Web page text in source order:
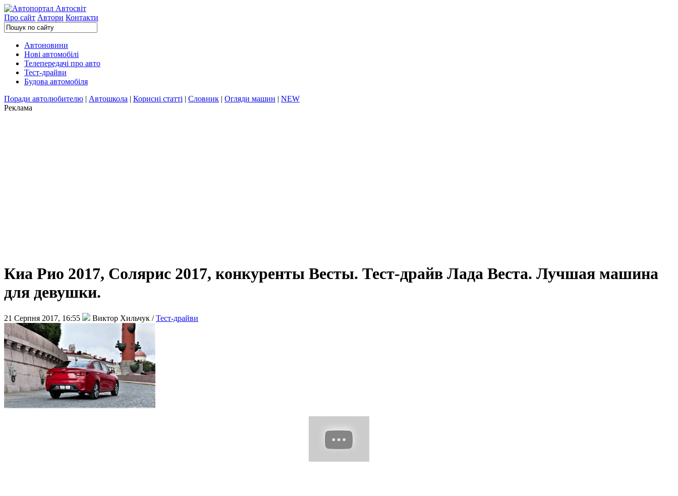
Про сайт Автори Контакти
Автоновини
Нові автомобілі
Телепередачі про авто
Тест-драйви
Будова автомобіля
Поради автолюбителю | Автошкола | Корисні статті | Словник | Огляди машин | NEW
Реклама
Киа Рио 2017, Солярис 2017, конкуренты Весты. Тест-драйв Лада Веста. Лучшая машина
для девушки.
21 Серпня 2017, 16:55 Виктор Хильчук /Тест-драйви